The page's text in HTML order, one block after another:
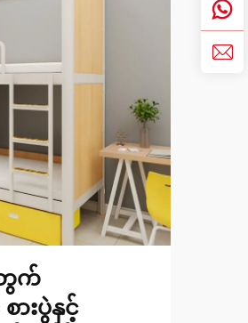
တွက်
ားပွဲနှင့်